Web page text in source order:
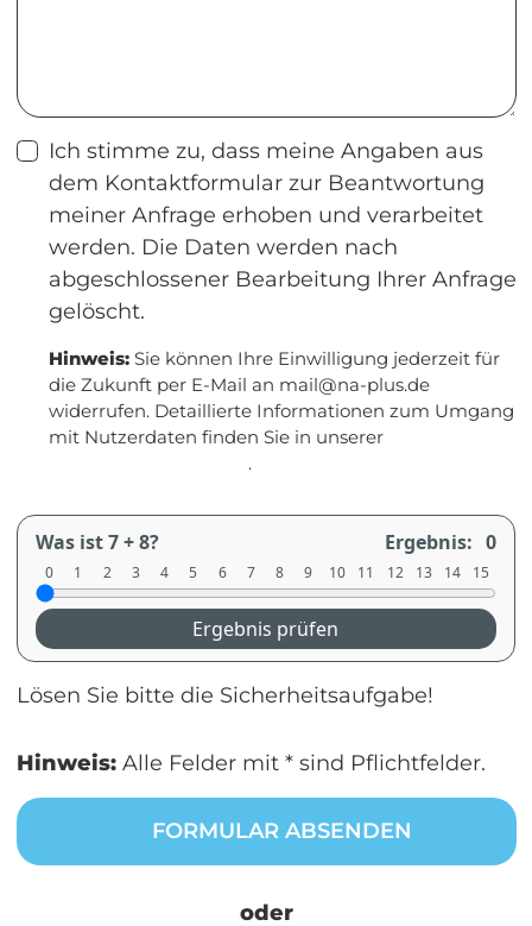
Ich stimme zu, dass meine Angaben aus
dem Kontaktformular zur Beantwortung
meiner Anfrage erhoben und verarbeitet
werden. Die Daten werden nach
abgeschlossener Bearbeitung Ihrer Anfrage
gelöscht.
Hinweis:Sie können Ihre Einwilligung jederzeit für
die Zukunft per E-Mail an mail@na-plus.de
widerrufen. Detaillierte Informationen zum Umgang
mit Nutzerdaten finden Sie in unserer
.
Was ist 7 + 8? Ergebnis: 0
0 1 2 3 4 5 6 7 8 9 10 11 12 13 14 15
Ergebnis prüfen
Lösen Sie bitte die Sicherheitsaufgabe!
Hinweis:Alle Felder mit * sind Pflichtfelder.
FORMULAR ABSENDEN
oder